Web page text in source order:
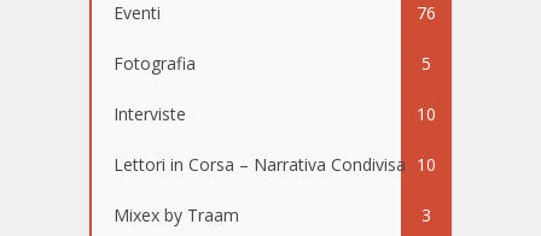
Eventi 76
Fotografia 5
Interviste 10
Lettori in Corsa – Narrativa Condivisa 10
Mixex by Traam 3